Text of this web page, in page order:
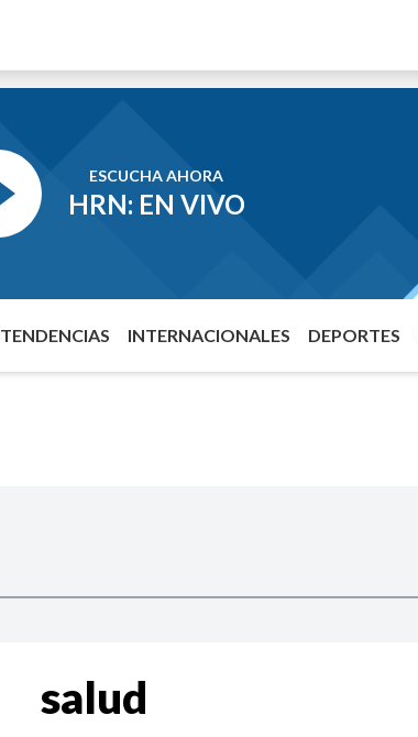
ESCUCHA AHORA
HRN: EN VIVO
TENDENCIAS INTERNACIONALES DEPORTES
salud